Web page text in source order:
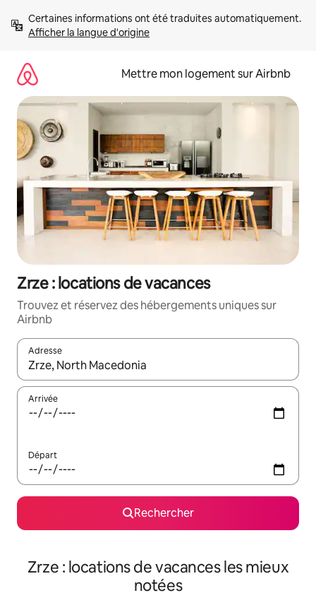
directement
Afficher la langue d'origine
Mettre mon logement sur Airbnb
Zrze : locations de vacances
Trouvez et réservez des hébergements uniques sur
Airbnb
Adresse
Lorsque les résultats s'affichent, utilisez les flèches vers le
Arrivée
Départ
Rechercher
Zrze : locations de vacances les mieux
notées